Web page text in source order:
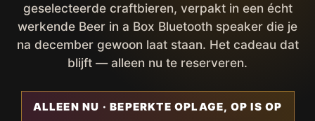
geselecteerde craftbieren, verpakt in een écht
werkende Beer in a Box Bluetooth speaker die je
na december gewoon laat staan. Het cadeau dat
blijft — alleen nu te reserveren.
ALLEEN NU · BEPERKTE OPLAGE, OP IS OP